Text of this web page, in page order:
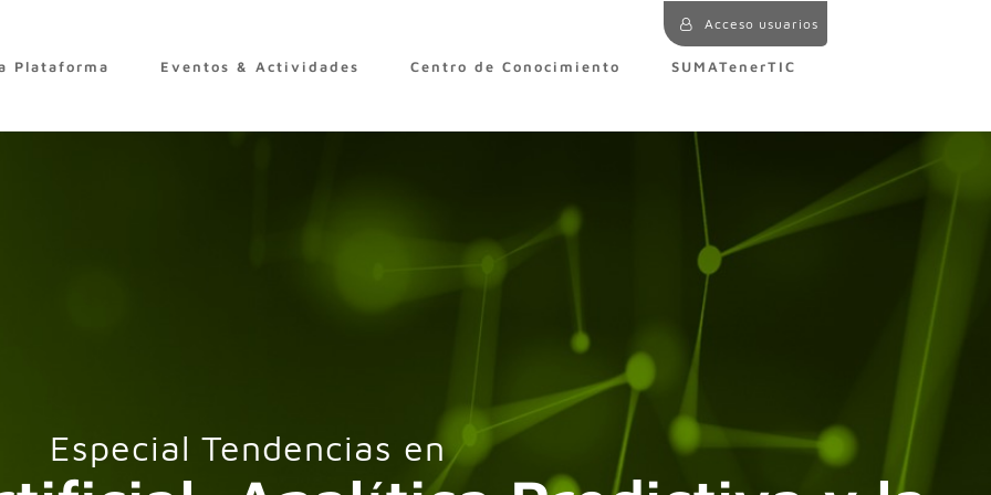
Acceso usuarios
Plataforma Eventos & Actividades Centro de Conocimiento SUMATenerTIC
Especial Tendencias en